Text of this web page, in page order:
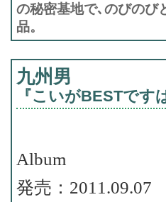
の秘密基地で､のびのび
品。
九州男
『こいがBESTです
Album
発売：2011.09.07